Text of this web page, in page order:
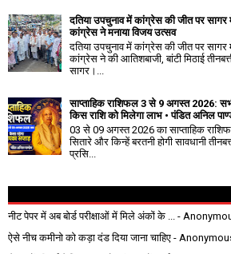
दतिया उपचुनाव में कांग्रेस की जीत पर
कांग्रेस ने मनाया विजय उत्सव
दतिया उपचुनाव में कांग्रेस की जीत पर
कांग्रेस ने की आतिशबाजी, बांटी मिठाई
सागर।...
साप्ताहिक राशिफल 3 से 9 अगस्त 2026:
किस राशि को मिलेगा लाभ • पंडित अनिल
03 से 09 अगस्त 2026 का साप्ताहिक
सितारे और किन्हें बरतनी होगी सावधानी
प्रसि...
नीट पेपर में अब बोर्ड परीक्षाओं में मिले अंकों के ...
-
ऐसे नीच कमीनो को कड़ा दंड दिया जाना चाहिए -